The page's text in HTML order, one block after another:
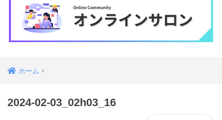
ホーム
2024-02-03_02h03_16